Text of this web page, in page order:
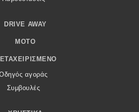
DRIVE AWAY
MOTO
αγοράς
Συμβουλές